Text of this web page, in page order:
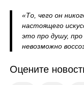
«То, чего он
настоящего
это про душу,
невозможно
Оцените